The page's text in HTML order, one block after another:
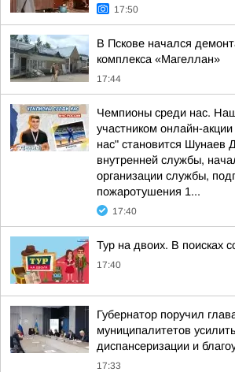
17:50
В Пскове начался
комплекса «Магеллан»
17:44
Чемпионы среди нас.
участником онлайн-
нас" становится Шунаев
внутренней службы,
организации службы,
пожаротушения 1...
17:40
Тур на двоих. В поисках
17:40
Губернатор поручил
муниципалитетов
диспансеризации и
17:33